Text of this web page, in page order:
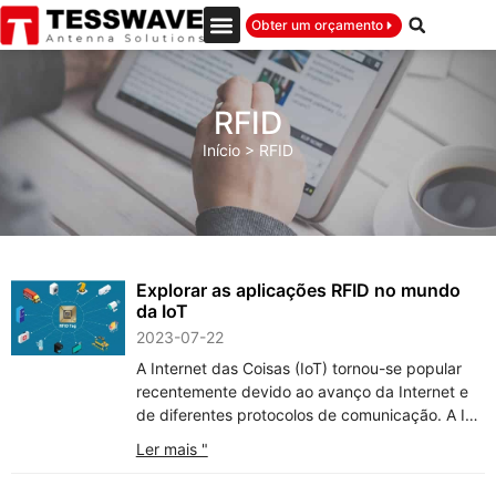
Obter um orçamento
RFID
Início > RFID
Explorar as aplicações RFID no mundo
da IoT
2023-07-22
A Internet das Coisas (IoT) tornou-se popular
recentemente devido ao avanço da Internet e
de diferentes protocolos de comunicação. A IoT
para atingir um objetivo comum. A RFID
Ler mais "